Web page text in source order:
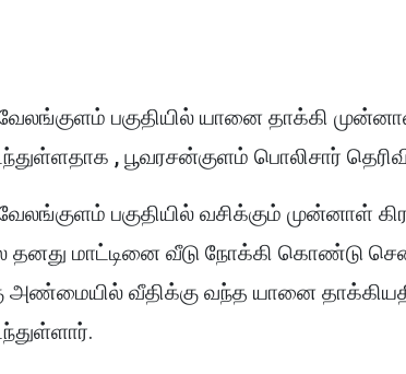
பகுதியில் யானை தாக்கி
, பூவரசன்குளம் பாெலிசார்
பகுதியில் வசிக்கும் முன்னாள்
தனது மாட்டினை வீடு நாேக்கி காெண்டு
அண்மையில் வீதிக்கு வந்த யானை